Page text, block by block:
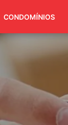
CONDOMÍNIOS